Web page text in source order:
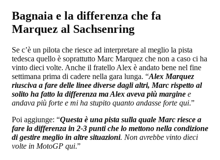
Bagnaia e la differenza che fa
Marquez al Sachsenring
Se c’è un pilota che riesce ad interpretare al meglio la pista
tedesca quello è soprattutto Marc Marquez che non a caso ci ha
vinto dieci volte. Anche il fratello Alex è andato bene nel fine
settimana prima di cadere nella gara lunga. “Alex Marquez
riusciva a fare delle linee diverse dagli altri, Marc rispetto al
solito ha fatto la differenza ma Alex aveva più margine e
andava più forte e mi ha stupito quanto andasse forte qui.”
Poi aggiunge: “Questa è una pista sulla quale Marc riesce a
fare la differenza in 2-3 punti che lo mettono nella condizione
di gestire meglio in altre situazioni. Non avrebbe vinto dieci
volte in MotoGP qui.”